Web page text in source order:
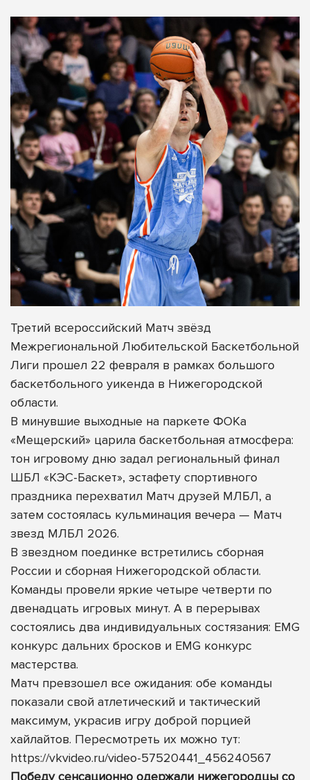
Третий всероссийский Матч звёзд
Межрегиональной Любительской Баскетбольной
Лиги прошел 22 февраля в рамках большого
баскетбольного уикенда в Нижегородской
области.
В минувшие выходные на паркете ФОКа
«Мещерский» царила баскетбольная атмосфера:
тон игровому дню задал региональный финал
ШБЛ «КЭС-Баскет», эстафету спортивного
праздника перехватил Матч друзей МЛБЛ, а
затем состоялась кульминация вечера — Матч
звезд МЛБЛ 2026.
В звездном поединке встретились сборная
России и сборная Нижегородской области.
Команды провели яркие четыре четверти по
двенадцать игровых минут. А в перерывах
состоялись два индивидуальных состязания: EMG
конкурс дальних бросков и EMG конкурс
мастерства.
Матч превзошел все ожидания: обе команды
показали свой атлетический и тактический
максимум, украсив игру доброй порцией
хайлайтов. Пересмотреть их можно тут:
https://vkvideo.ru/video-57520441_456240567
Победу сенсационно одержали нижегородцы со